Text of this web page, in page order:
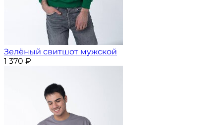
Зелёный свитшот мужской
1 370 ₽